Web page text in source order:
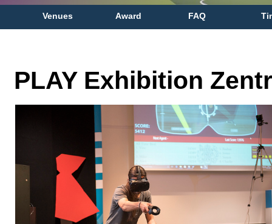
Venues Award FAQ
PLAY Exhibition